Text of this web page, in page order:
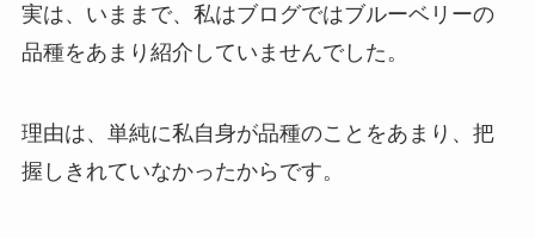
実は、いままで、私はブログではブルーベリーの
品種をあまり紹介していませんでした。
理由は、単純に私自身が品種のことをあまり、把
握しきれていなかったからです。